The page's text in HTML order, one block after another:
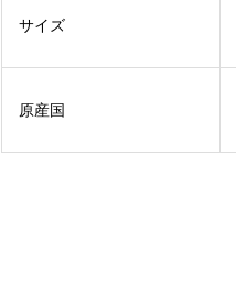
サイズ
原産国